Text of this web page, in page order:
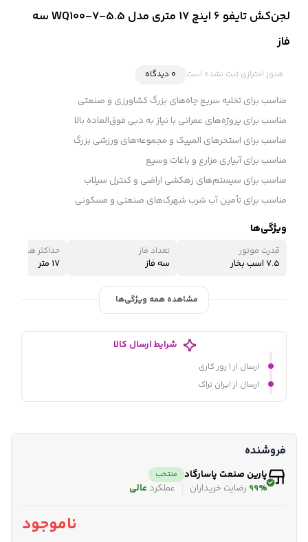
لجن‌کش تایفو 6 اینچ 17 متری مدل WQ100-7-5.5 سه
فاز
هنوز امتیازی ثبت نشده است 0 دیدگاه
مناسب برای تخلیه سریع چاه‌های بزرگ کشاورزی و صنعتی
مناسب برای پروژه‌های عمرانی با نیاز به دبی فوق‌العاده بالا
مناسب برای استخرهای المپیک و مجموعه‌های ورزشی بزرگ
مناسب برای آبیاری مزارع و باغات وسیع
مناسب برای سیستم‌های زهکشی اراضی و کنترل سیلاب
مناسب برای تأمین آب شرب شهرک‌های صنعتی و مسکونی
ویژگی‌ها
قدرت موتور
7.5 اسب بخار
تعداد فاز
سه فاز
حداکثر هد
17 متر
مشاهده همه ویژگی‌ها
شرایط ارسال کالا
ارسال از ۱ روز کاری
ارسال از ایران تراک
فروشنده
پارین صنعت پاسارگاد منتخب
99% رضایت خریداران عملکرد عالی
ناموجود